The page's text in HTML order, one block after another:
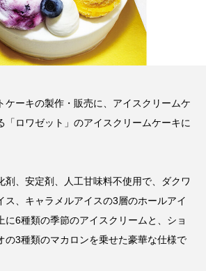
ケーキの製作・販売に、アイスクリームケ
「ロワゼット」のアイスクリームケーキに
剤、安定剤、人工甘味料不使用で、ダクワ
ス、キャラメルアイスの3層のホールアイ
に6種類の季節のアイスクリームと、ショ
の3種類のマカロンを乗せた豪華な仕様で